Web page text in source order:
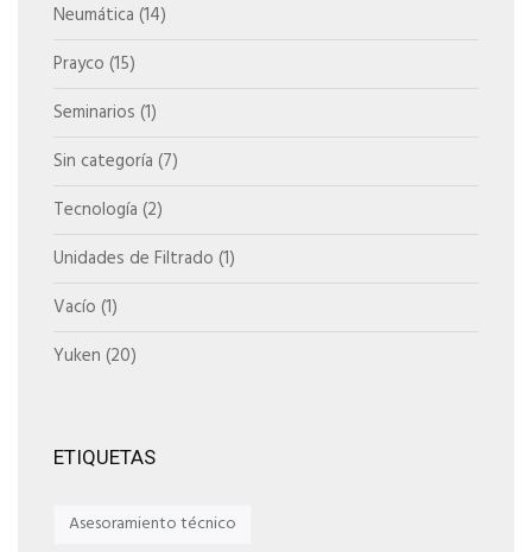
Neumática (14)
Prayco (15)
Seminarios (1)
Sin categoría (7)
Tecnología (2)
Unidades de Filtrado (1)
Vacío (1)
Yuken (20)
ETIQUETAS
Asesoramiento técnico